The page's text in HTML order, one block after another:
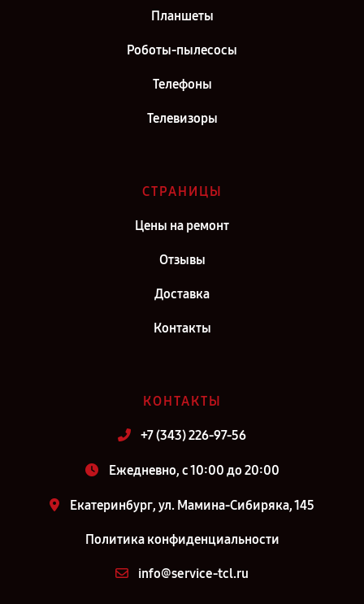
Планшеты
Роботы-пылесосы
Телефоны
Телевизоры
СТРАНИЦЫ
Цены на ремонт
Отзывы
Доставка
Контакты
КОНТАКТЫ
+7 (343) 226-97-56
Ежедневно, с 10:00 до 20:00
Екатеринбург, ул. Мамина-Сибиряка, 145
Политика конфиденциальности
info@service-tcl.ru